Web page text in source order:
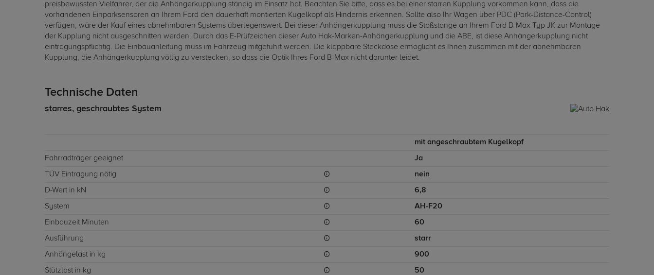
preisbewussten Vielfahrer, der die Anhängerkupplung ständig im Einsatz hat. Beachten Sie bitte, dass es bei einer starren Kupplung vorkommen kann, dass die
vorhandenen Einparksensoren an Ihrem Ford den dauerhaft montierten Kugelkopf als Hindernis erkennen. Sollte also Ihr Wagen über PDC (Park-Distance-Control)
verfügen, wäre der Kauf eines abnehmbaren Systems überlegenswert. Bei dieser Anhängerkupplung muss die Stoßstange an Ihrem Ford B-Max Typ JK zur Montage
der Kupplung nicht ausgeschnitten werden. Durch das E-Prüfzeichen dieser Auto Hak-Marken-Anhängerkupplung und die ABE, ist diese Anhängerkupplung nicht
eintragungspflichtig. Die Einbauanleitung muss im Fahrzeug mitgeführt werden. Die klappbare Steckdose ermöglicht es Ihnen zusammen mit der abnehmbaren
Kupplung, die Anhängerkupplung völlig zu verstecken, so dass die Optik Ihres Ford B-Max nicht darunter leidet.
Technische Daten
starres, geschraubtes System
mit angeschraubtem Kugelkopf
Fahrradträger geeignet Ja
TÜV Eintragung nötig nein
D-Wert in kN 6,8
System AH-F20
Einbauzeit Minuten 60
Ausführung starr
Anhängelast in kg 900
Stützlast in kg 50